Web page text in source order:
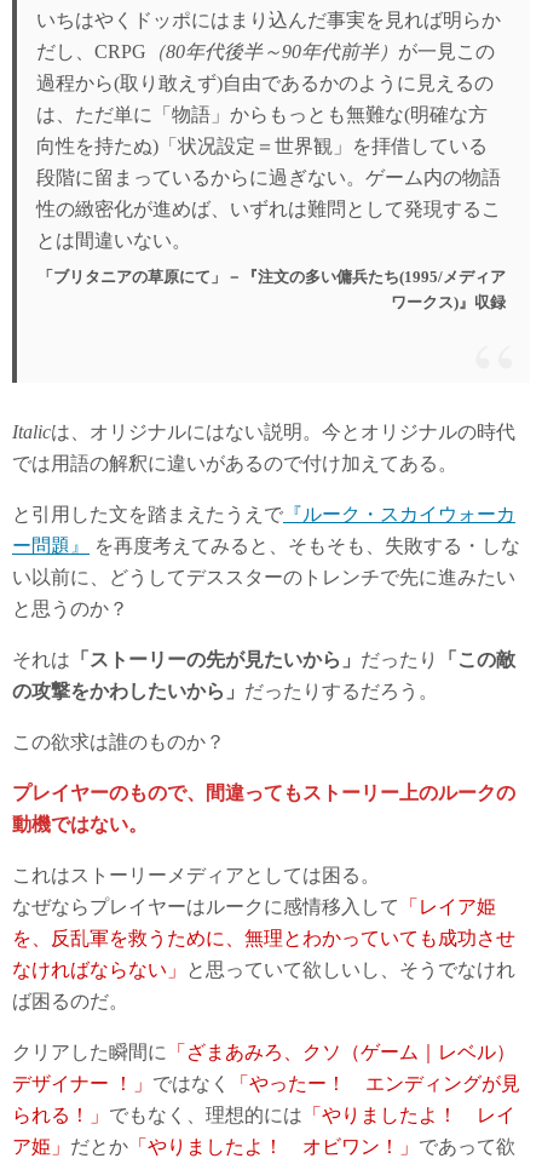
いちはやくドッポにはまり込んだ事実を見れば明らか
だし、CRPG （80年代後半～90年代前半） が一見この
過程から(取り敢えず)自由であるかのように見えるの
は、ただ単に「物語」からもっとも無難な(明確な方
向性を持たぬ)「状况設定＝世界観」を拝借している
段階に留まっているからに過ぎない。ゲーム内の物語
性の緻密化が進めば、いずれは難問として発現するこ
とは間違いない。
「ブリタニアの草原にて」－『注文の多い傭兵たち(1995/メディア
ワークス)』収録
Italicは、オリジナルにはない説明。今とオリジナルの時代
では用語の解釈に違いがあるので付け加えてある。
と引用した文を踏まえたうえで 『ルーク・スカイウォーカ
ー問題』
を再度考えてみると、そもそも、失敗する・しな
い以前に、どうしてデススターのトレンチで先に進みたい
と思うのか？
それは 「ストーリーの先が見たいから」 だったり
「この敵
の攻撃をかわしたいから」 だったりするだろう。
この欲求は誰のものか？
プレイヤーのもので、間違ってもストーリー上のルークの
動機ではない。
これはストーリーメディアとしては困る。
なぜならプレイヤーはルークに感情移入して
「レイア姫
を、反乱軍を救うために、無理とわかっていても成功させ
なければならない」
と思っていて欲しいし、そうでなけれ
ば困るのだ。
クリアした瞬間に
「ざまあみろ、クソ（ゲーム｜レベル）
デザイナー ！」 ではなく
「やったー！ エンディングが見
られる！」 でもなく、理想的には 「やりましたよ！ レイ
ア姫」 だとか 「やりましたよ！ オビワン！」 であって欲